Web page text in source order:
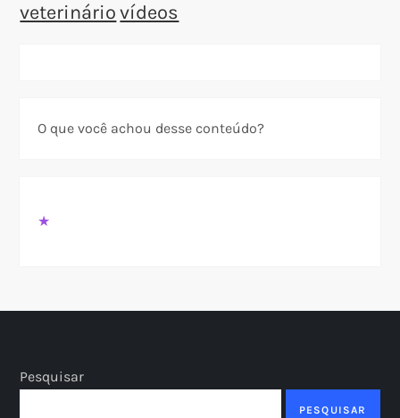
veterinário vídeos
O que você achou desse conteúdo?
★
Pesquisar
PESQUISAR